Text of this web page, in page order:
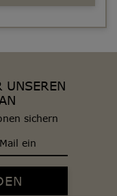
UNSEREN
sichern